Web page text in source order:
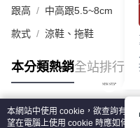
跟高 中高跟5.5~8cm
款式 涼鞋、拖鞋
本分類熱銷全站排行
熱門標籤
本網站中使用 cookie，欲查詢有關
望在電腦上使用 cookie 時應如何變